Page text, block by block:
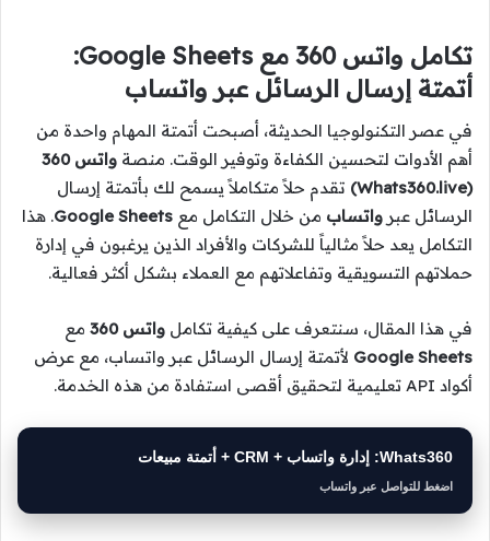
تكامل واتس 360 مع Google Sheets:
أتمتة إرسال الرسائل عبر واتساب
في عصر التكنولوجيا الحديثة، أصبحت أتمتة المهام واحدة من
أهم الأدوات لتحسين الكفاءة وتوفير الوقت. منصة
واتس 360
(Whats360.live)
تقدم حلاً متكاملاً يسمح لك بأتمتة إرسال
الرسائل عبر واتساب من خلال التكامل مع Google Sheets. هذا
التكامل يعد حلاً مثالياً للشركات والأفراد الذين يرغبون في إدارة
حملاتهم التسويقية وتفاعلاتهم مع العملاء بشكل أكثر فعالية.
في هذا المقال، سنتعرف على كيفية تكامل واتس 360
مع
Google Sheets لأتمتة إرسال الرسائل عبر واتساب، مع عرض
أكواد API تعليمية لتحقيق أقصى استفادة من هذه الخدمة.
Whats360: إدارة واتساب + CRM + أتمتة مبيعات
اضغط للتواصل عبر واتساب